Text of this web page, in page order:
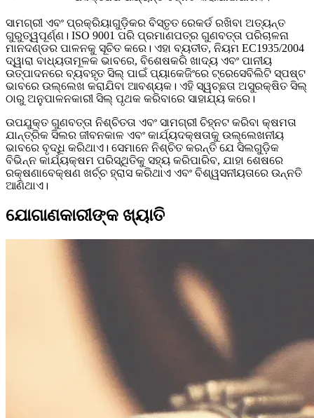
ସାମଗ୍ରୀ ଏବଂ ପ୍ରକ୍ରିୟାଗୁଡ଼ିକର ବିସ୍ତୃତ ରେକର୍ଡ ରଖିବା ଅତ୍ୟନ୍ତ
ଗୁରୁତ୍ୱପୂର୍ଣ୍ଣ। ISO 9001 ପରି ପ୍ରମାଣପତ୍ର ଗୁଣବତ୍ତା ପରିଚାଳନା
ମାନଦଣ୍ଡର ପାଳନକୁ ସୂଚିତ କରେ। ଏହା ବ୍ୟତୀତ, ନିୟମ EC1935/2004
ଦ୍ୱାରା ବାଧ୍ୟତାମୂଳକ ଭାବରେ, ବିଶେଷକରି ଖାଦ୍ୟ ଏବଂ ପାନୀୟ
ଉତ୍ପାଦନରେ ବ୍ୟବହୃତ ସିଲ୍ ପାଇଁ ପ୍ୟାକେଜିଂରେ ଟ୍ରେସେବିଲିଟି ସ୍ପଷ୍ଟ
ଭାବରେ ଉଲ୍ଲେଖ କରାଯିବା ଆବଶ୍ୟକ। ଏହି ସ୍ୱଚ୍ଛତା ଅସୁରକ୍ଷିତ ସିଲ୍
ଠାରୁ ଅନୁପାଳନକାରୀ ସିଲ୍ ପୃଥକ କରିବାରେ ସାହାଯ୍ୟ କରେ।
ଉପଯୁକ୍ତ ଗୁଣବତ୍ତା ନିଶ୍ଚିତତା ଏବଂ ସାମଗ୍ରୀ ଚିହ୍ନଟ କରିବା କ୍ଷମତା
ଯାନ୍ତ୍ରିକ ସିଲର ଜୀବନକାଳ ଏବଂ କାର୍ଯ୍ୟଦକ୍ଷତାକୁ ଉଲ୍ଲେଖନୀୟ
ଭାବରେ ବୃଦ୍ଧି କରିଥାଏ। ସେମାନେ ନିଶ୍ଚିତ କରନ୍ତି ଯେ ସିଲଗୁଡ଼ିକ
ବିଭିନ୍ନ କାର୍ଯ୍ୟକ୍ଷମ ପରିସ୍ଥିତିକୁ ସହ୍ୟ କରିପାରିବ, ଯାହା ଶେଷରେ
ରକ୍ଷଣାବେକ୍ଷଣ ଖର୍ଚ୍ଚ ହ୍ରାସ କରିଥାଏ ଏବଂ ବିଶ୍ୱସନୀୟତାରେ ଉନ୍ନତି
ଆଣିଥାଏ।
ଯୋଗାଣକାରୀଙ୍କ ଖ୍ୟାତି